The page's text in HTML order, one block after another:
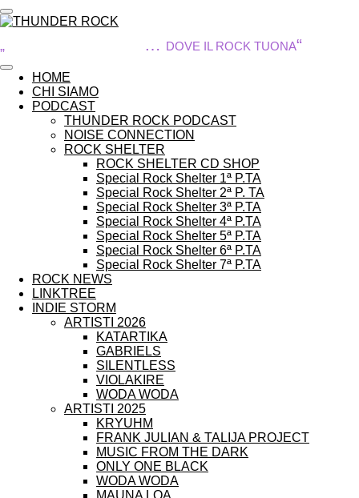
Vai
al
„ … DOVE IL ROCK TUONA“
HOME
CHI SIAMO
PODCAST
THUNDER ROCK PODCAST
NOISE CONNECTION
ROCK SHELTER
ROCK SHELTER CD SHOP
Special Rock Shelter 1ª P.TA
Special Rock Shelter 2ª P. TA
Special Rock Shelter 3ª P.TA
Special Rock Shelter 4ª P.TA
Special Rock Shelter 5ª P.TA
Special Rock Shelter 6ª P.TA
Special Rock Shelter 7ª P.TA
ROCK NEWS
LINKTREE
INDIE STORM
ARTISTI 2026
KATARTIKA
GABRIELS
SILENTLESS
VIOLAKIRE
WODA WODA
ARTISTI 2025
KRYUHM
FRANK JULIAN & TALIJA PROJECT
MUSIC FROM THE DARK
ONLY ONE BLACK
WODA WODA
MAUNA LOA